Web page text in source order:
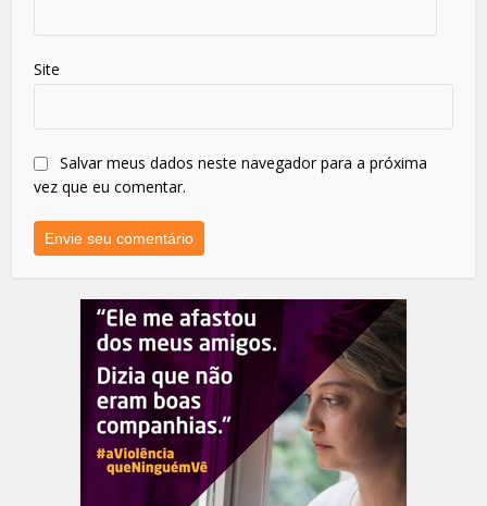
Site
Salvar meus dados neste navegador para a próxima
vez que eu comentar.